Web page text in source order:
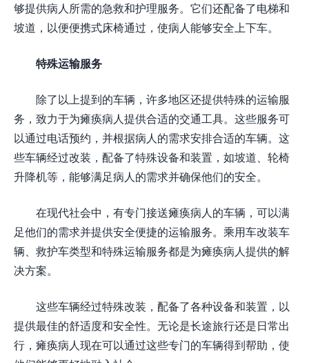
够提供病人所需的急救和护理服务。它们还配备了电梯和
坡道，以便便携式床椅通过，使病人能够安全上下车。
特殊运输服务
除了以上提到的车辆，许多地区还提供特殊的运输服
务，致力于为瘫痪病人提供合适的交通工具。这些服务可
以通过电话预约，并根据病人的需求安排合适的车辆。这
些车辆经过改装，配备了特殊设备和装置，如坡道、轮椅
升降机等，能够满足病人的需求并确保他们的安全。
在现代社会中，有专门接送瘫痪病人的车辆，可以满
足他们的需求并提供安全便捷的运输服务。乘用车改装车
辆、救护车类型和特殊运输服务都是为瘫痪病人提供的解
决方案。
这些车辆经过特殊改装，配备了各种设备和装置，以
提供最佳的舒适度和安全性。无论是长途旅行还是日常出
行，瘫痪病人现在可以通过这些专门的车辆得到帮助，使